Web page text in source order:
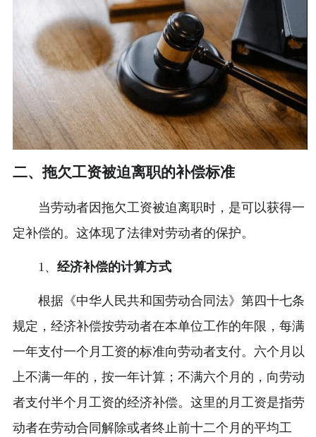
二、拖欠工资被迫离职的补偿标准
当劳动者因拖欠工资被迫离职时，是可以获得一
定补偿的。这体现了法律对劳动者的保护。
1、 经济补偿的计算方式
根据《中华人民共和国劳动合同法》第四十七条
规定，经济补偿按劳动者在本单位工作的年限，每满
一年支付一个月工资的标准向劳动者支付。六个月以
上不满一年的，按一年计算；不满六个月的，向劳动
者支付半个月工资的经济补偿。这里的月工资是指劳
动者在劳动合同解除或者终止前十二个月的平均工